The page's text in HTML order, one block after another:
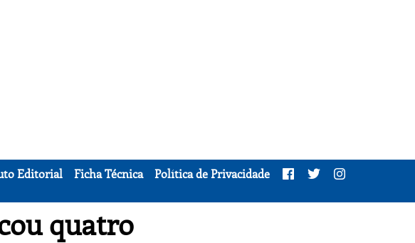
Editorial Ficha Técnica
Política de Privacidade
quatro